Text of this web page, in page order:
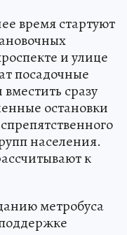
время стартуют
и улице
посадочные
сразу
остановки
населения.
к
метробуса